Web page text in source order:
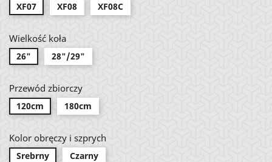
XF07 XF08 XF08C
Wielkość koła
26" 28"/29"
Przewód zbiorczy
120cm 180cm
Kolor obręczy i szprych
Srebrny Czarny